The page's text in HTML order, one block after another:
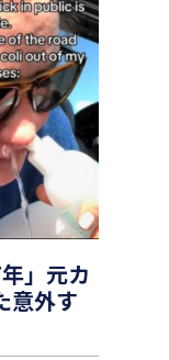
」元カ
意外す